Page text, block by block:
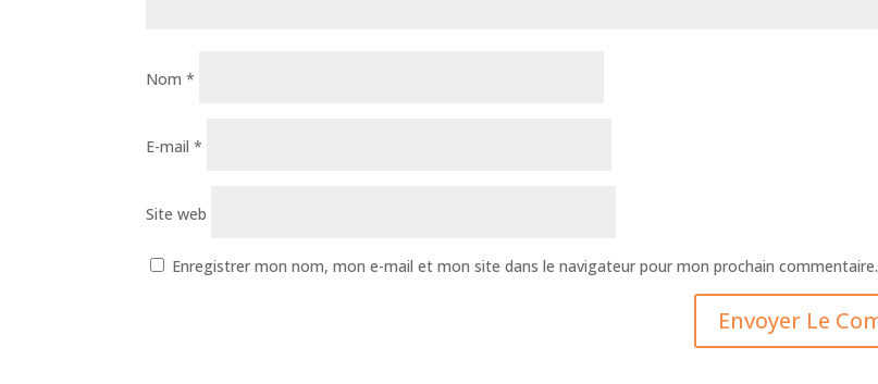
Nom*
E-mail*
Site web
Enregistrer mon nom, mon e-mail et mon site dans le navigateur pour mon prochain commentaire.